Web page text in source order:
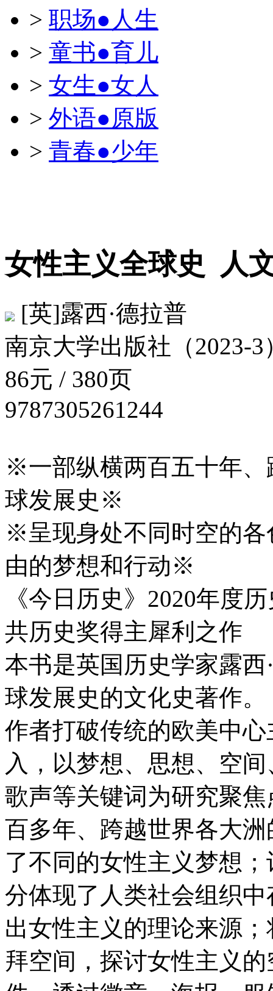
> 职场●人生
> 童书●育儿
> 女生●女人
> 外语●原版
> 青春●少年
女性主义全球史 人
[英]露西·德拉普
南京大学出版社（2023-3
86元 / 380页
9787305261244
※一部纵横两百五十年
球发展史※
※呈现身处不同时空的各
由的梦想和行动※
《今日历史》2020年度
共历史奖得主犀利之作
本书是英国历史学家露
球发展史的文化史著作。
作者打破传统的欧美中
入，以梦想、思想、空
歌声等关键词为研究聚
百多年、跨越世界各大
了不同的女性主义梦想
分体现了人类社会组织
出女性主义的理论来源
拜空间，探讨女性主义